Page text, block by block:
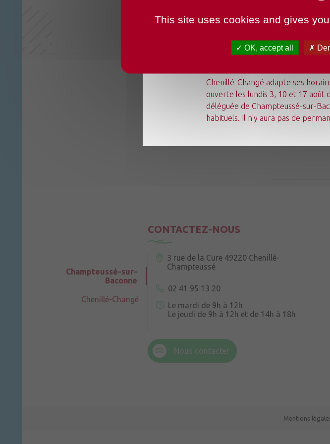
Ma commune
Mon quotidien
Mes loisirs
Tourisme
CONTACTEZ-NOUS
Champteussé-sur-
Baconne
Chenillé-Changé
3 rue de la Cure 49220 Chenillé-
Champteussé
02 41 95 13 20
Le mardi de 9h à 12h
Le jeudi de 9h à 12h et de 14h à 18h
Nous contacter
Mentions
Chenillé-Changé adapte ses
ouverte les lundis 3, 10 et 17 août
déléguée de Champteussé-sur-
habituels. Il n'y aura pas de
This site uses cookies and gives
OK, accept all